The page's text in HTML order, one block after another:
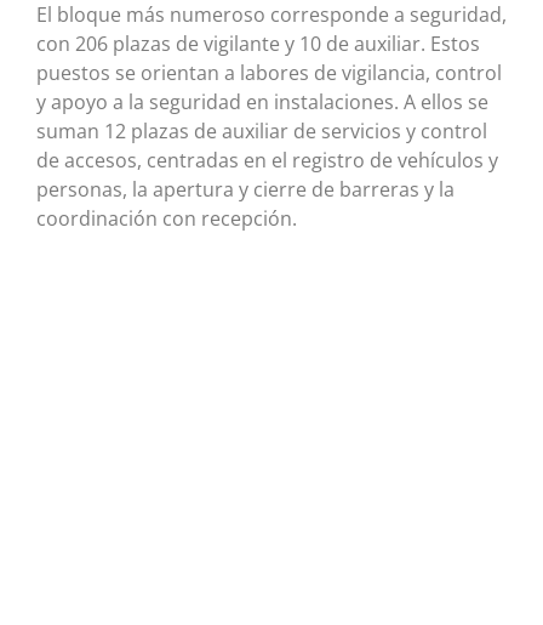
El bloque más numeroso corresponde a seguridad,
con 206 plazas de vigilante y 10 de auxiliar. Estos
puestos se orientan a labores de vigilancia, control
y apoyo a la seguridad en instalaciones. A ellos se
suman 12 plazas de auxiliar de servicios y control
de accesos, centradas en el registro de vehículos y
personas, la apertura y cierre de barreras y la
coordinación con recepción.